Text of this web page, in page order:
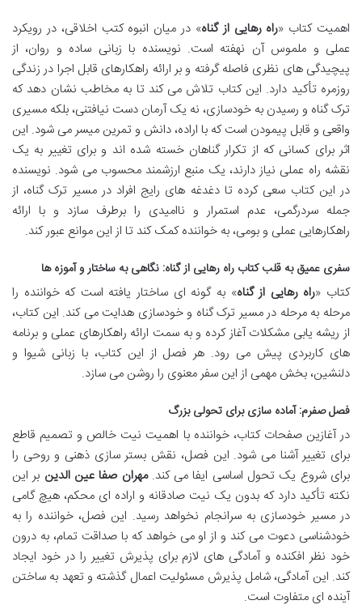
اهمیت کتاب «راه رهایی از گناه» در میان انبوه کتب اخلاقی، در رویکرد
عملی و ملموس آن نهفته است. نویسنده با زبانی ساده و روان، از
پیچیدگی های نظری فاصله گرفته و بر ارائه راهکارهای قابل اجرا در زندگی
روزمره تأکید دارد. این کتاب تلاش می کند تا به مخاطب نشان دهد که
ترک گناه و رسیدن به خودسازی، نه یک آرمان دست نیافتنی، بلکه مسیری
واقعی و قابل پیمودن است که با اراده، دانش و تمرین میسر می شود. این
اثر برای کسانی که از تکرار گناهان خسته شده اند و برای تغییر به یک
نقشه راه عملی نیاز دارند، یک منبع ارزشمند محسوب می شود. نویسنده
در این کتاب سعی کرده تا دغدغه های رایج افراد در مسیر ترک گناه، از
جمله سردرگمی، عدم استمرار و ناامیدی را برطرف سازد و با ارائه
راهکارهایی عملی و بومی، به خواننده کمک کند تا از این موانع عبور کند.
سفری عمیق به قلب کتاب راه رهایی از گناه: نگاهی به ساختار و آموزه ها
کتاب «راه رهایی از گناه» به گونه ای ساختار یافته است که خواننده را
مرحله به مرحله در مسیر ترک گناه و خودسازی هدایت می کند. این کتاب،
از ریشه یابی مشکلات آغاز کرده و به سمت ارائه راهکارهای عملی و برنامه
های کاربردی پیش می رود. هر فصل از این کتاب، با زبانی شیوا و
دلنشین، بخش مهمی از این سفر معنوی را روشن می سازد.
فصل صفرم: آماده سازی برای تحولی بزرگ
در آغازین صفحات کتاب، خواننده با اهمیت نیت خالص و تصمیم قاطع
برای تغییر آشنا می شود. این فصل، نقش بستر سازی ذهنی و روحی را
برای شروع یک تحول اساسی ایفا می کند.مهران صفا عین الدین بر این
نکته تأکید دارد که بدون یک نیت صادقانه و اراده ای محکم، هیچ گامی
در مسیر خودسازی به سرانجام نخواهد رسید. این فصل، خواننده را به
خودشناسی دعوت می کند و از او می خواهد که با صداقت تمام، به درون
خود نظر افکنده و آمادگی های لازم برای پذیرش تغییر را در خود ایجاد
کند. این آمادگی، شامل پذیرش مسئولیت اعمال گذشته و تعهد به ساختن
آینده ای متفاوت است.